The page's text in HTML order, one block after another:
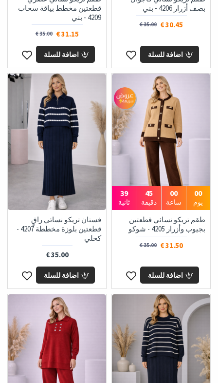
بصف أزرار 4206 - بني
30.45 €
35.00 €
اضافة للسلة
قطعتين مخطط بياقة سحاب
4209 - بني
31.15 €
35.00 €
اضافة للسلة
00
يوم
00
ساعة
45
دقيقة
38
ثانية
طقم تريكو نسائي قطعتين
بجيوب وأزرار 4205 - شوكو
31.50 €
35.00 €
اضافة للسلة
فستان تريكو نسائي راقٍ
قطعتين بلوزة مخططة 4207 -
كحلي
35.00 €
اضافة للسلة